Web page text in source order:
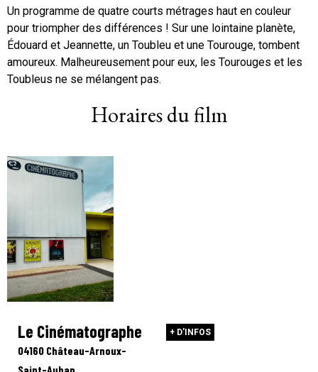
Un programme de quatre courts métrages haut en couleur
pour triompher des différences ! Sur une lointaine planète,
Édouard et Jeannette, un Toubleu et une Tourouge, tombent
amoureux. Malheureusement pour eux, les Tourouges et les
Toubleus ne se mélangent pas.
Horaires du film
Le Cinématographe
04160 Château-Arnoux-
+ D'INFOS